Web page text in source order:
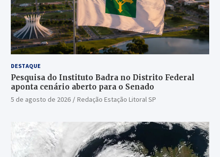
DESTAQUE
Pesquisa do Instituto Badra no Distrito Federal
aponta cenário aberto para o Senado
5 de agosto de 2026 Redação Estação Litoral SP